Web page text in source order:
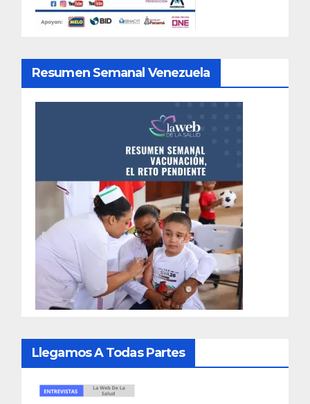
Resumen Semanal Venezuela
Llegamos A Todas Partes